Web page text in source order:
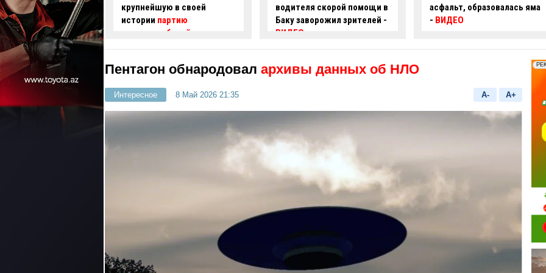
в своей
партию
морским
водителя скорой помощи в
Баку заворожил зрителей -
асфальт, образовалась яма
-ВИДЕО
пробил ограждение и
перевернулся –
Пентагон обнародовал архивы данных об НЛО
Интересное 8 Май 2026 21:35 A- A+